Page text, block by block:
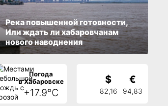
Река повышенной готовности,
Или ждать ли хабаровчанам
нового наводнения
Погода
в Хабаровске
+17.9°C
$
82,16
€
94,83